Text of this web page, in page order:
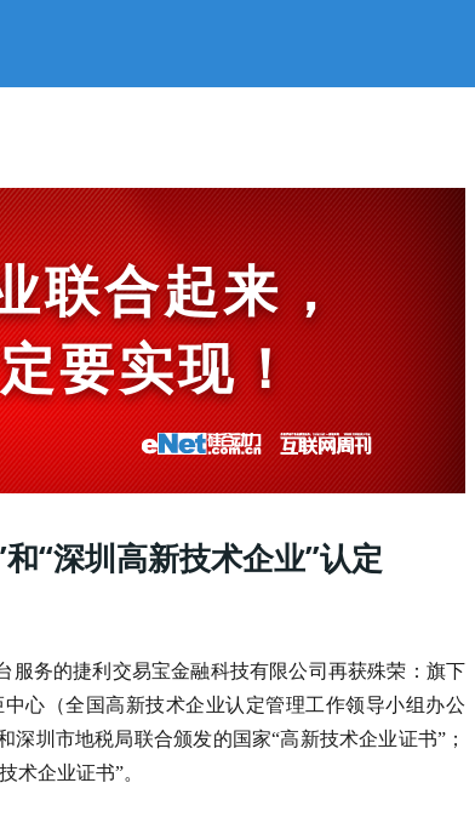
联合起来，
要实现！
“深圳高新技术企业”认定
服务的捷利交易宝金融科技有限公司再获殊荣：旗下
心（全国高新技术企业认定管理工作领导小组办公
圳市地税局联合颁发的国家“高新技术企业证书”；
术企业证书”。